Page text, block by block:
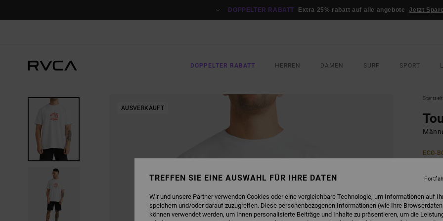
DOPPELTER RABATT Extra 25% rabatt auf alle angebote Jetzt
DOPPELTER RABATT HERREN DAMEN SURF SPORT
AUSVERKAUFT
ECO-
TREFFEN SIE EINE AUSWAHL FÜR IHRE DATEN
Wir und unsere Partner verwenden Cookies oder eine vergleichbare Technologie, um Informationen auf
speichern und/oder darauf zuzugreifen. Diese personenbezogenen Informationen (wie Ihre
können verwendet werden, um Ihnen personalisierte Beiträge und Inhalte zu präsentieren, um die